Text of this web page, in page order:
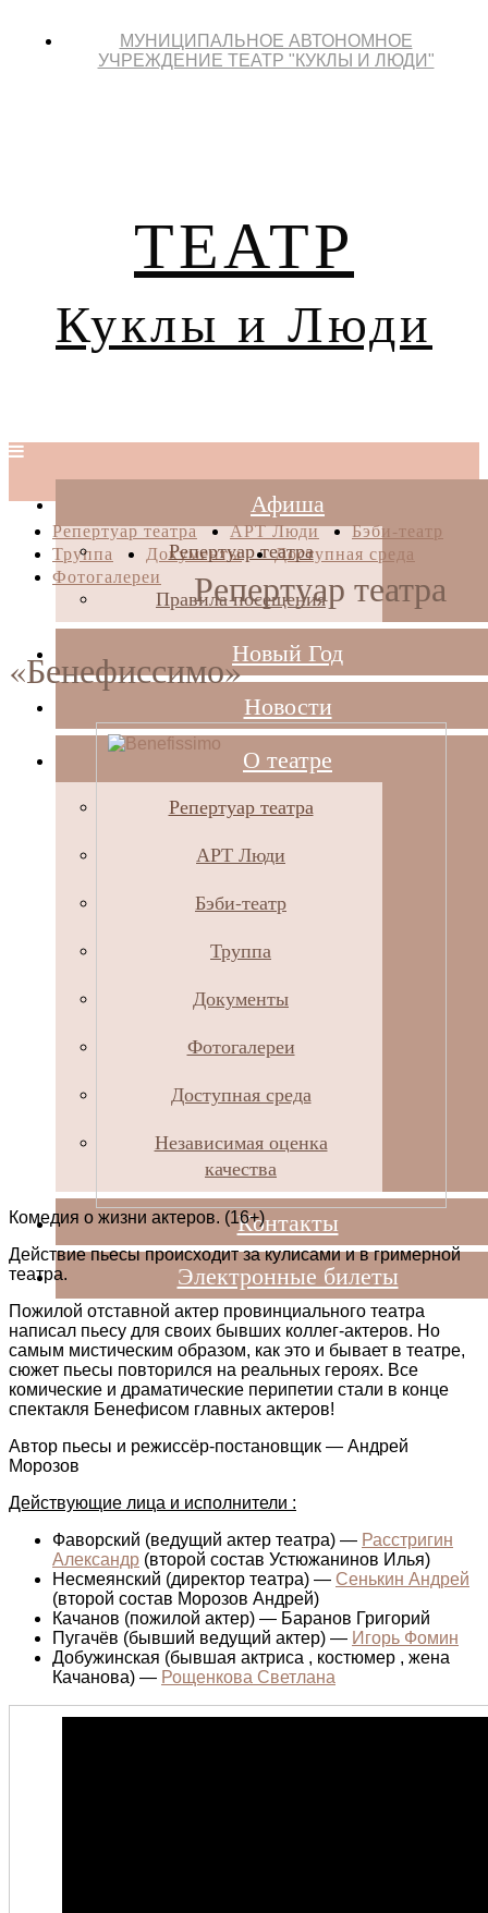
МУНИЦИПАЛЬНОЕ АВТОНОМНОЕ
УЧРЕЖДЕНИЕ ТЕАТР "КУКЛЫ И ЛЮДИ"
ТЕАТР
Куклы и Люди
Афиша
Репертуар театра
Правила посещения
Новый Год
Новости
О театре
Репертуар театра
АРТ Люди
Бэби-театр
Труппа
Документы
Фотогалереи
Доступная среда
Независимая оценка
качества
Контакты
Электронные билеты
Репертуар театра АРТ Люди
Бэби-театр
Труппа
Документы
Доступная среда
Фотогалереи
Репертуар театра
«Бенефиссимо»
Комедия о жизни актеров. (16+)
Действие пьесы происходит за кулисами и в гримерной
театра.
Пожилой отставной актер провинциального театра
написал пьесу для своих бывших коллег-актеров. Но
самым мистическим образом, как это и бывает в театре,
сюжет пьесы повторился на реальных героях. Все
комические и драматические перипетии стали в конце
спектакля Бенефисом главных актеров!
Автор пьесы и режиссёр-постановщик — Андрей
Морозов
Действующие лица и исполнители :
Фаворский (ведущий актер театра) — Расстригин
Александр (второй состав Устюжанинов Илья)
Несмеянский (директор театра) — Сенькин Андрей
(второй состав Морозов Андрей)
Качанов (пожилой актер) — Баранов Григорий
Пугачёв (бывший ведущий актер) — Игорь Фомин
Добужинская (бывшая актриса , костюмер , жена
Качанова) — Рощенкова Светлана